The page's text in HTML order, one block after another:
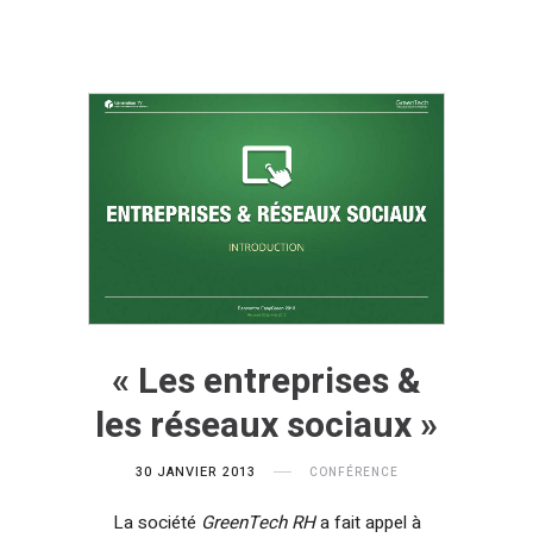
« Les entreprises &
les réseaux sociaux »
30 JANVIER 2013 CONFÉRENCE
La société GreenTech RHa fait appel à